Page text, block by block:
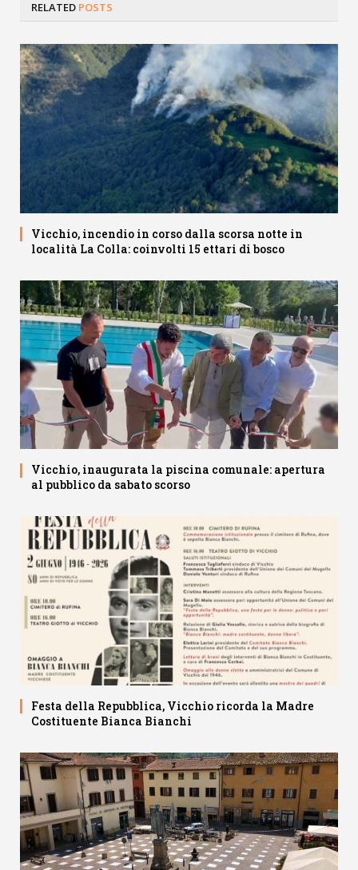
RELATED POSTS
Vicchio, incendio in corso dalla scorsa notte in
località La Colla: coinvolti 15 ettari di bosco
Vicchio, inaugurata la piscina comunale: apertura
al pubblico da sabato scorso
Festa della Repubblica, Vicchio ricorda la Madre
Costituente Bianca Bianchi